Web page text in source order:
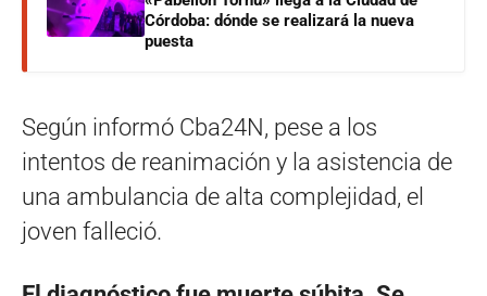
Córdoba: dónde se realizará la nueva
puesta
Según informó Cba24N, pese a los
intentos de reanimación y la asistencia de
una ambulancia de alta complejidad, el
joven falleció.